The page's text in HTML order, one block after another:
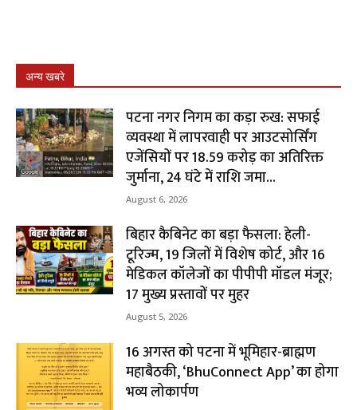
अन्य खबरे
पटना नगर निगम का कड़ा रुख: सफाई
व्यवस्था में लापरवाही पर आउटसोर्सिंग
एजेंसियों पर ₹18.59 करोड़ का अतिरिक्त
जुर्माना, 24 घंटे में राशि जमा...
August 6, 2026
बिहार कैबिनेट का बड़ा फैसला: हेली-
टूरिज्म, 19 जिलों में विशेष कोर्ट, और 16
मेडिकल कॉलेजों का पीपीपी मॉडल मंजूर;
17 मुख्य प्रस्तावों पर मुहर
August 5, 2026
16 अगस्त को पटना में भूमिहार-ब्राह्मण
महाबैठकी, ‘BhuConnect App’ का होगा
भव्य लोकार्पण